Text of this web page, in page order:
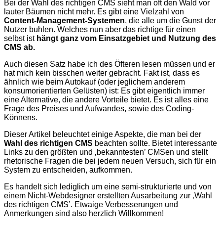
Bei der Wahl des richtigen CMS sieht man oft den Wald vor
lauter Bäumen nicht mehr. Es gibt eine Vielzahl von
Content-Management-Systemen, die alle um die Gunst der
Nutzer buhlen. Welches nun aber das richtige für einen
selbst ist hängt ganz vom Einsatzgebiet und Nutzung des
CMS ab.
Auch diesen Satz habe ich des Öfteren lesen müssen und er
hat mich kein bisschen weiter gebracht. Fakt ist, dass es
ähnlich wie beim Autokauf (oder jeglichem anderem
konsumorientierten Gelüsten) ist: Es gibt eigentlich immer
eine Alternative, die andere Vorteile bietet. Es ist alles eine
Frage des Preises und Aufwandes, sowie des Coding-
Könnens.
Dieser Artikel beleuchtet einige Aspekte, die man bei der
Wahl des richtigen CMS beachten sollte. Bietet interessante
Links zu den größten und ‚bekanntesten’ CMSen und stellt
rhetorische Fragen die bei jedem neuen Versuch, sich für ein
System zu entscheiden, aufkommen.
Es handelt sich lediglich um eine semi-strukturierte und von
einem Nicht-Webdesigner erstellten Ausarbeitung zur ‚Wahl
des richtigen CMS’. Etwaige Verbesserungen und
Anmerkungen sind also herzlich Willkommen!